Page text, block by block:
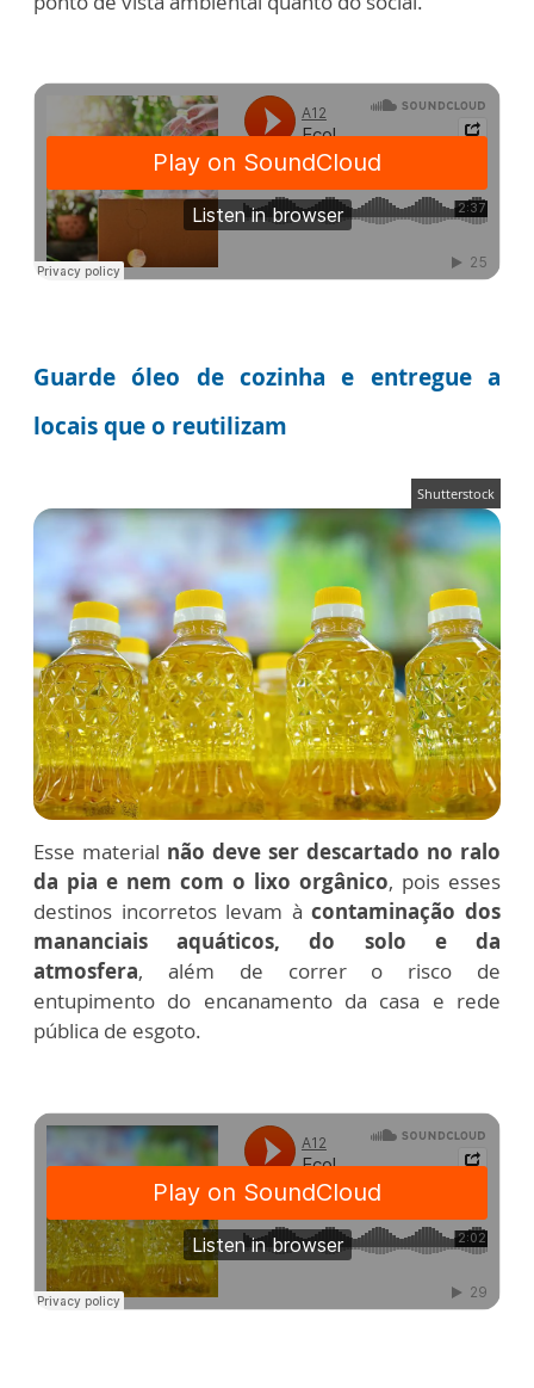
Guarde óleo de cozinha e entregue a
locais que o reutilizam
Shutterstock
Esse material não deve ser descartado no ralo
da pia e nem com o lixo orgânico, pois esses
destinos incorretos levam à contaminação dos
mananciais aquáticos, do solo e da
atmosfera, além de correr o risco de
entupimento do encanamento da casa e rede
pública de esgoto.